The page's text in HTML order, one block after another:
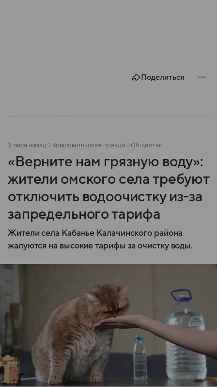
Поделиться
3 часа назад Комсомольская правда Общество
«Верните нам грязную воду»:
жители омского села требуют
отключить водоочистку из-за
запредельного тарифа
Жители села Кабанье Калачинского района
жалуются на высокие тарифы за очистку воды.